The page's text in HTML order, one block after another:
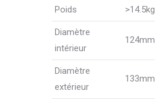
Poids >14.5kg
Diamètre
intérieur
124mm
Diamètre
extérieur
133mm